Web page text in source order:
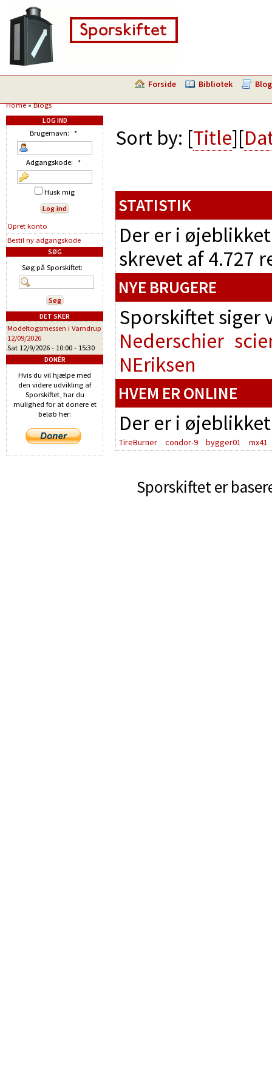
Forside Bibliotek Blog
Home»Blogs
Sort by: [Title][
STATISTIK
Der er i
skrevet af 4.727
NYE BRUGERE
Sporskiftet
Nederschier
NEriksen
HVEM ER ONLINE
Der er i
TireBurner condor-9 bygger01 mx41
Sporskiftet er
LOG IND
Brugernavn: *
Adgangskode: *
Husk mig
Opret konto
Bestil ny adgangskode
SØG
Søg på Sporskiftet:
DET SKER
Modeltogsmessen i Vamdrup
12/09/2026
Sat 12/9/2026 - 10:00 - 15:30
DONÉR
Hvis du vil hjælpe med
den videre udvikling af
Sporskiftet, har du
mulighed for at donere et
beløb her: